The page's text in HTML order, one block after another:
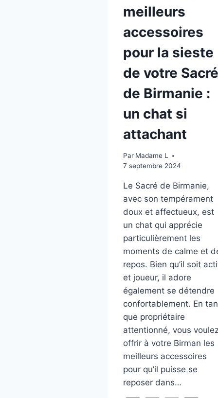
meilleurs
accessoires
pour la sieste
de votre Sacré
de Birmanie :
un chat si
attachant
Par Madame L
7 septembre 2024
Le Sacré de Birmanie,
avec son tempérament
doux et affectueux, est
un chat qui apprécie
particulièrement les
moments de calme et
repos. Bien qu’il soit
et joueur, il adore
également se détendre
confortablement. En
que propriétaire
attentionné, vous
offrir à votre Birman les
meilleurs accessoires
pour qu’il puisse se
reposer dans…